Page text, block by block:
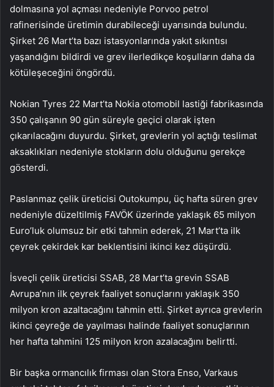
dolmasına yol açması nedeniyle Porvoo petrol
rafinerisinde üretimin durabileceği uyarısında bulundu.
Şirket 26 Mart’ta bazı istasyonlarında yakıt sıkıntısı
yaşandığını bildirdi ve grev ilerledikçe koşulların daha da
kötüleşeceğini öngördü.
Nokian Tyres 22 Mart’ta Nokia otomobil lastiği fabrikasında
350 çalışanın 90 gün süreyle geçici olarak işten
çıkarılacağını duyurdu. Şirket, grevlerin yol açtığı teslimat
aksaklıkları nedeniyle stokların dolu olduğunu gerekçe
gösterdi.
Paslanmaz çelik üreticisi Outokumpu, üç hafta süren grev
nedeniyle düzeltilmiş FAVÖK üzerinde yaklaşık 65 milyon
Euro’luk olumsuz bir etki tahmin ederek, 21 Mart’ta ilk
çeyrek çekirdek kar beklentisini ikinci kez düşürdü.
İsveçli çelik üreticisi SSAB, 28 Mart’ta grevin SSAB
Avrupa’nın ilk çeyrek faaliyet sonuçlarını yaklaşık 350
milyon kron azaltacağını tahmin etti. Şirket ayrıca grevlerin
ikinci çeyreğe de yayılması halinde faaliyet sonuçlarının
her hafta tahmini 125 milyon kron azalacağını belirtti.
Bir başka ormancılık firması olan Stora Enso, Varkaus